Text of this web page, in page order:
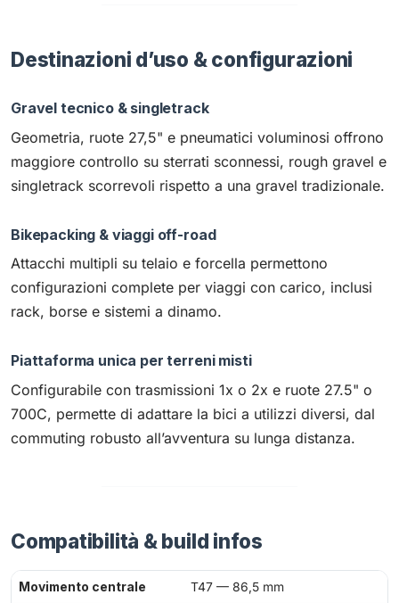
Destinazioni d’uso & configurazioni
Gravel tecnico & singletrack
Geometria, ruote 27,5" e pneumatici voluminosi offrono
maggiore controllo su sterrati sconnessi, rough gravel e
singletrack scorrevoli rispetto a una gravel tradizionale.
Bikepacking & viaggi off-road
Attacchi multipli su telaio e forcella permettono
configurazioni complete per viaggi con carico, inclusi
rack, borse e sistemi a dinamo.
Piattaforma unica per terreni misti
Configurabile con trasmissioni 1x o 2x e ruote 27.5" o
700C, permette di adattare la bici a utilizzi diversi, dal
commuting robusto all’avventura su lunga distanza.
Compatibilità & build infos
Movimento centrale T47 — 86,5 mm